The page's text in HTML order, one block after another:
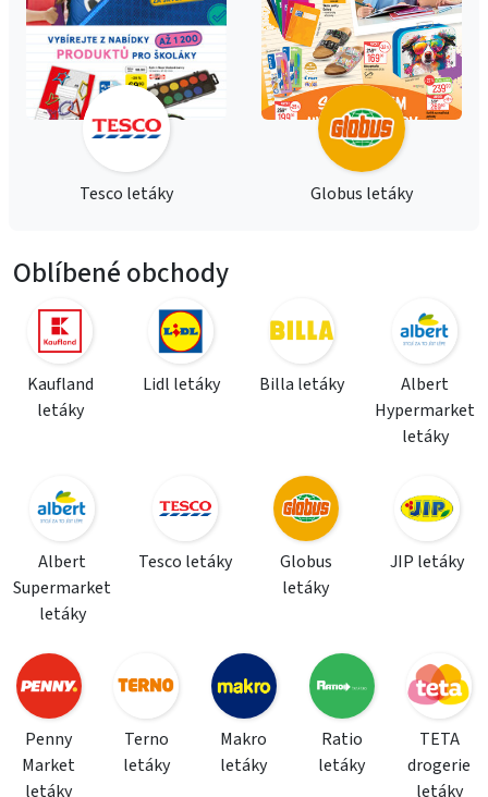
Tesco letáky Globus letáky
Oblíbené obchody
Kaufland
letáky
Lidl letáky Billa letáky
Albert
Hypermarket
letáky
Albert
Supermarket
letáky
Tesco letáky
Globus
letáky
JIP letáky
Penny
Market
letáky
Terno
letáky
Makro
letáky
Ratio
letáky
TETA
drogerie
letáky